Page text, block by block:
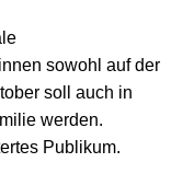
sowohl auf der
soll auch in
werden.
Publikum.